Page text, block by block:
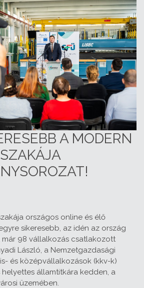
A MODERN
országos online és élő
sikeresebb, az idén az ország
98 vállalkozás csatlakozott
László, a Nemzetgazdasági
és középvállalkozások (kkv-k)
államtitkára kedden, a
üzemében.